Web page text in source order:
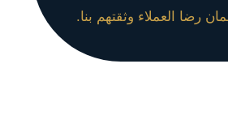
رضا العملاء وثقتهم بنا.